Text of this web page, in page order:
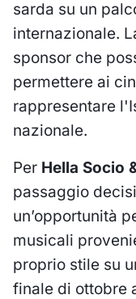
sarda su un
internazionale.
sponsor che
permettere ai
rappresentare
nazionale.
Per Hella Socio
passaggio
un’opportunità
musicali
proprio stile su
finale di ottobre